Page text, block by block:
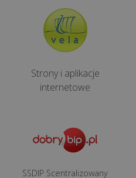
Strony i aplikacje
internetowe
SSDIP Scentralizowany